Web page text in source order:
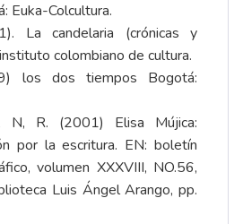
Euka-Colcultura.
La candelaria (crónicas y
colombiano de cultura.
los dos tiempos Bogotá:
N, R. (2001) Elisa Mújica:
por la escritura. EN: boletín
volumen XXXVIII, NO.56,
Luis Ángel Arango, pp.